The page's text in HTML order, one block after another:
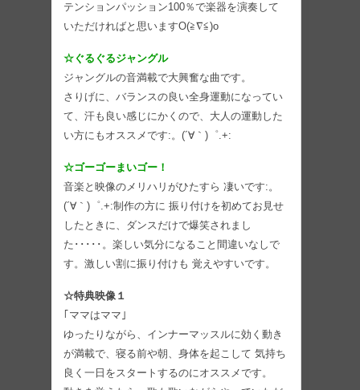
テンションパッション100％で楽器を演奏して
いただければと思いますO(≧∇≦)o
☆ぐるぐるジャングル
ジャングルの音満載で大興奮な曲です。
さりげに、バランスの良い全身運動になってい
て、汗も良い感じにかくので、大人の運動した
い方にもオススメです:。(´∀｀)゜.+:
☆ゴーゴーまいゴー！
音楽と映像のメリハリがひたすら 凄いです:。
(´∀｀)゜.+:制作の方に 振り付けを初めてお見せ
したときに、ダンスだけで爆笑されまし
た･････。楽しい気分になること間違いなしで
す。激しい割に振り付けも 覚えやすいです。
☆特典映像１
｢ママはママ｣
ゆったりながら、インナーマッスルに効く動き
が満載で、寝る前や朝、身体を起こして 気持ち
良く一日をスタートするのにオススメです。